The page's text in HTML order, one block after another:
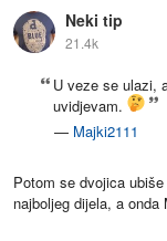
Neki tip
21.4k
U veze se ulazi,
uvidjevam.
— Majki2111
Potom se dvojica
najboljeg dijela, a onda